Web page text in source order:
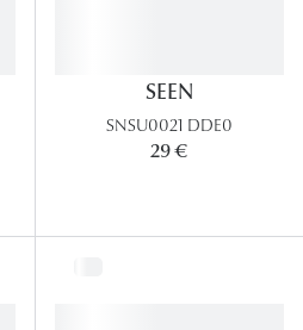
SEEN
SNSU0021 DDE0
29 €